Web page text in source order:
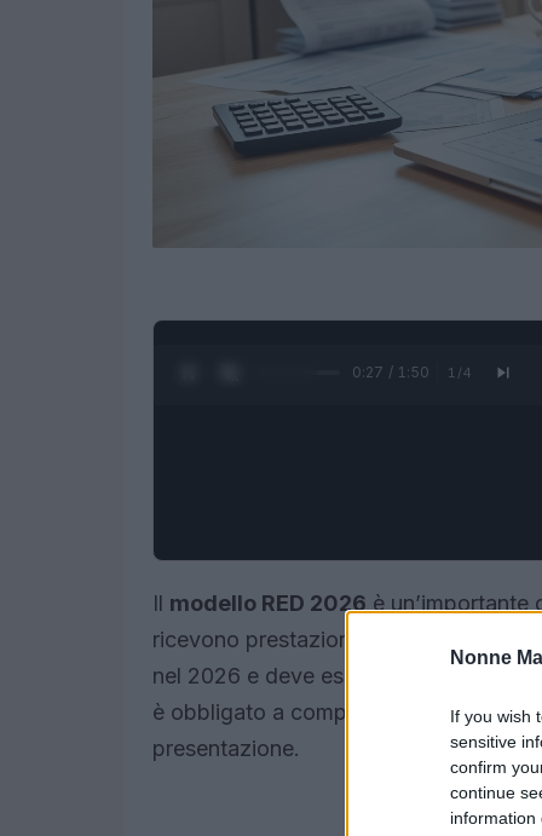
Nonne
If you wish
sensitive
confirm
continue
information
0:28 / 1:50 1 /4
Il modello RED 2026è un’importante
ricevono prestazioni legate al reddito.
nel 2026 e deve essere presentata
è obbligato a compilarla e quali
presentazione.